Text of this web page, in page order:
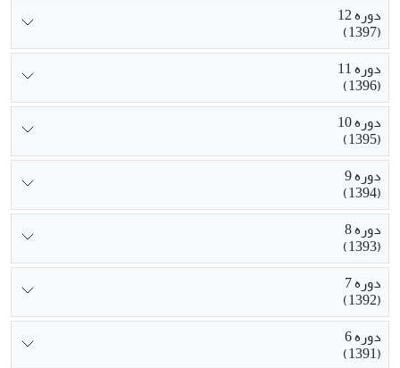
دوره 12
(1397)
دوره 11
(1396)
دوره 10
(1395)
دوره 9
(1394)
دوره 8
(1393)
دوره 7
(1392)
دوره 6
(1391)